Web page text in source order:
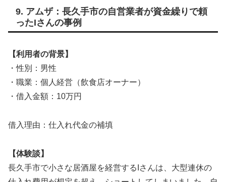
9. アムザ：長久手市の自営業者が資金繰りで頼
ったIさんの事例
【利用者の背景】
・性別：男性
・職業：個人経営（飲食店オーナー）
・借入金額：10万円
借入理由：仕入れ代金の補填
【体験談】
長久手市で小さな居酒屋を経営するIさんは、大型連休の